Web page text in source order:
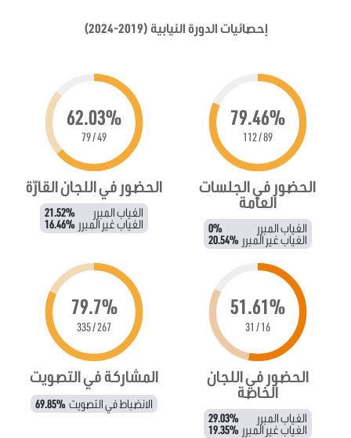
إحصائيات الدورة النيابية (2019-2024)
79.46%
89 / 112
الحضور في الجلسات
العامة
الغياب المبرر 0%
الغياب غير المبرر 20.54%
62.03%
49 / 79
الحضور في اللجان القارّة
الغياب المبرر 21.52%
الغياب غير المبرر 16.46%
51.61%
16 / 31
الحضور في اللجان
الخاصة
الغياب المبرر 29.03%
الغياب غير المبرر 19.35%
79.7%
267 / 335
المشاركة في التصويت
الانضباط في التصويت 69.85%